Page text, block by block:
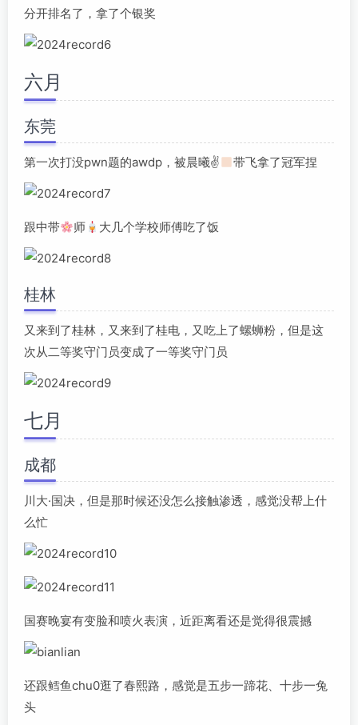
分开排名了，拿了个银奖
六月
东莞
第一次打没pwn题的awdp，被晨曦✌ 带飞拿了冠军捏
跟中带 师 大几个学校师傅吃了饭
桂林
又来到了桂林，又来到了桂电，又吃上了螺蛳粉，但是这
次从二等奖守门员变成了一等奖守门员
七月
成都
川大·国决，但是那时候还没怎么接触渗透，感觉没帮上什
么忙
国赛晚宴有变脸和喷火表演，近距离看还是觉得很震撼
还跟鳕鱼chu0逛了春熙路，感觉是五步一蹄花、十步一兔
头